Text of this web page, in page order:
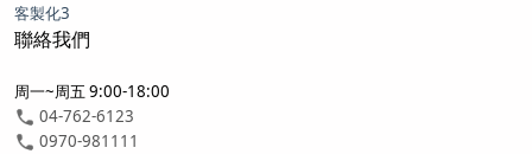
客製化3
聯絡我們
周一~周五 9:00-18:00
04-762-6123
0970-981111